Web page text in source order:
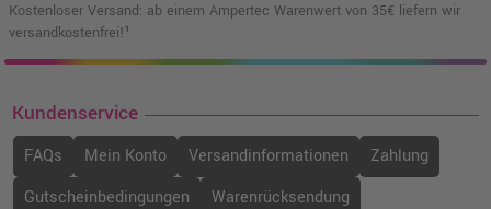
272,99 €
HP 656X Toner (CF460X) · Schwarz
o. MwSt. 345,37 €
410,99 €
Kostenloser Versand: ab einem Ampertec Warenwert von 35€ liefern wir
versandkostenfrei!¹
Kundenservice
FAQs Mein Konto Versandinformationen
Zahlung
Gutscheinbedingungen
Warenrücksendung